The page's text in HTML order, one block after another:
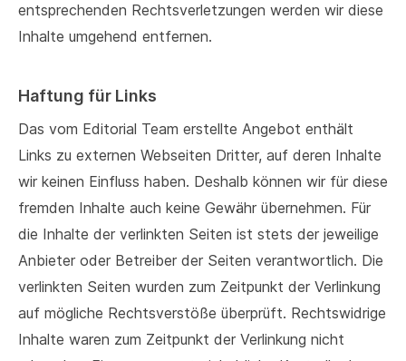
entsprechenden Rechtsverletzungen werden wir diese
Inhalte umgehend entfernen.
Haftung für Links
Das vom Editorial Team erstellte Angebot enthält
Links zu externen Webseiten Dritter, auf deren Inhalte
wir keinen Einfluss haben. Deshalb können wir für diese
fremden Inhalte auch keine Gewähr übernehmen. Für
die Inhalte der verlinkten Seiten ist stets der jeweilige
Anbieter oder Betreiber der Seiten verantwortlich. Die
verlinkten Seiten wurden zum Zeitpunkt der Verlinkung
auf mögliche Rechtsverstöße überprüft. Rechtswidrige
Inhalte waren zum Zeitpunkt der Verlinkung nicht